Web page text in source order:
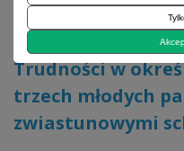
Opis przypadku
Trudności w
trzech młodych
zwiastunowymi